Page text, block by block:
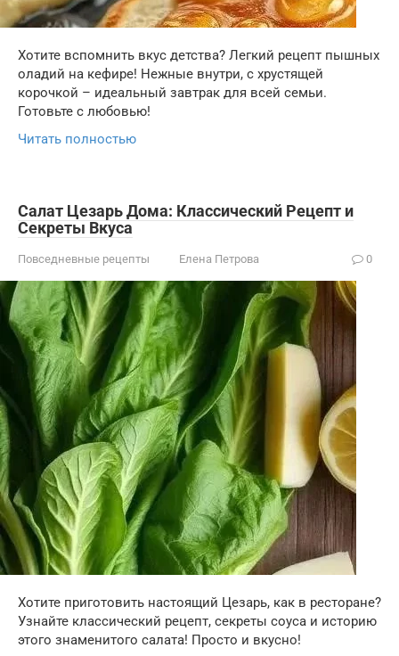
Хотите вспомнить вкус детства? Легкий рецепт пышных
оладий на кефире! Нежные внутри, с хрустящей
корочкой – идеальный завтрак для всей семьи.
Готовьте с любовью!
Читать полностью
Салат Цезарь Дома: Классический Рецепт и
Секреты Вкуса
Повседневные рецепты Елена Петрова 0
Хотите приготовить настоящий Цезарь, как в ресторане?
Узнайте классический рецепт, секреты соуса и историю
этого знаменитого салата! Просто и вкусно!